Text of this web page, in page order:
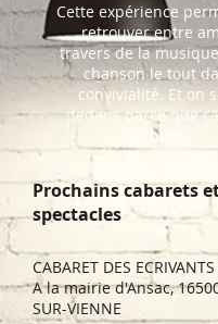
Cette expérience
retrouver entre
travers de la
chanson le tout
convivialité. Et on
dedans parce que
bien.
Prochains cabarets
spectacles
CABARET DES
A la mairie d'Ansac,
SUR-VIENNE